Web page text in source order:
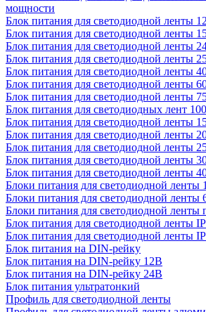
мощности
Блок питания для светодиодной ленты
Блок питания для светодиодной ленты
Блок питания для светодиодной ленты
Блок питания для светодиодной ленты
Блок питания для светодиодной ленты
Блок питания для светодиодной ленты
Блок питания для светодиодной ленты
Блок питания для светодиодных лент
Блок питания для светодиодной ленты
Блок питания для светодиодной ленты
Блок питания для светодиодной ленты
Блок питания для светодиодной ленты
Блок питания для светодиодной ленты
Блоки питания для светодиодной ленты
Блоки питания для светодиодной ленты
Блоки питания для светодиодной ленты
Блок питания для светодиодной ленты
Блок питания для светодиодной ленты
Блок питания на DIN-рейку
Блок питания на DIN-рейку 12В
Блок питания на DIN-рейку 24В
Блок питания ультратонкий
Профиль для светодиодной ленты